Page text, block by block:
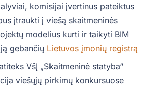
komisijai įvertinus pateiktus
įtraukti į viešą skaitmeninės
modelius kurti ir taikyti BIM
gebančių Lietuvos įmonių registrą
VšĮ „Skaitmeninė statyba“
viešųjų pirkimų konkursuose